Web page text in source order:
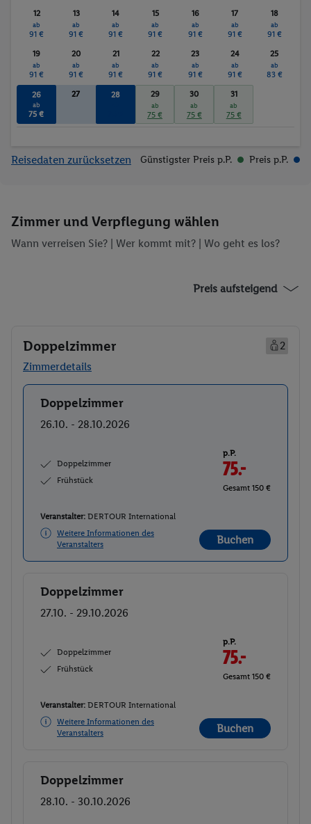
12
ab
91 €
13
ab
91 €
14
ab
91 €
15
ab
91 €
16
ab
91 €
17
ab
91 €
18
ab
91 €
19
ab
91 €
20
ab
91 €
21
ab
91 €
22
ab
91 €
23
ab
91 €
24
ab
91 €
25
ab
83 €
26
ab
75 €
27 28 29
ab
75 €
30
ab
75 €
31
ab
75 €
Reisedaten zurücksetzen Günstigster Preis p.P. Preis p.P.
Zimmer und Verpflegung wählen
Wann verreisen Sie? | Wer kommt mit? | Wo geht es los?
Preis aufsteigend
Doppelzimmer
2
Zimmerdetails
Buchen
Doppelzimmer
26.10. - 28.10.2026
Doppelzimmer
Frühstück
p.P.
75.-
Gesamt 150 €
Veranstalter: DERTOUR International
Weitere Informationen des
Veranstalters
Buchen
Buchen
Doppelzimmer
27.10. - 29.10.2026
Doppelzimmer
Frühstück
p.P.
75.-
Gesamt 150 €
Veranstalter: DERTOUR International
Weitere Informationen des
Veranstalters
Buchen
Buchen
Doppelzimmer
28.10. - 30.10.2026